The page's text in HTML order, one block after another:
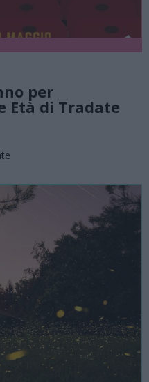
per
Età di Tradate